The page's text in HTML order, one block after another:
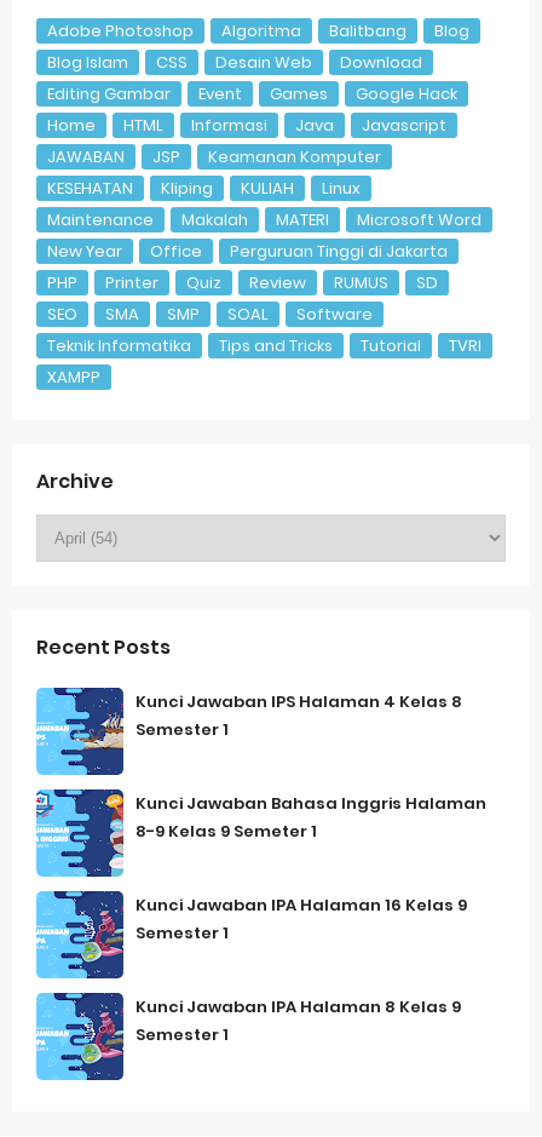
Adobe Photoshop Algoritma Balitbang
Blog
Blog Islam
CSS Desain Web
Download
Editing Gambar
Event Games
Google Hack
Home
HTML Informasi Java
Javascript
JAWABAN
JSP
Keamanan Komputer
KESEHATAN
Kliping KULIAH
Linux
Maintenance
Makalah MATERI
Microsoft Word
New Year
Office
Perguruan Tinggi di Jakarta
PHP
Printer Quiz Review RUMUS
SD
SEO
SMA SMP SOAL
Software
Teknik Informatika
Tips and Tricks Tutorial
TVRI
XAMPP
Archive
Recent Posts
Kunci Jawaban IPS Halaman 4 Kelas 8
Semester 1
Kunci Jawaban Bahasa Inggris Halaman
8-9 Kelas 9 Semeter 1
Kunci Jawaban IPA Halaman 16 Kelas 9
Semester 1
Kunci Jawaban IPA Halaman 8 Kelas 9
Semester 1